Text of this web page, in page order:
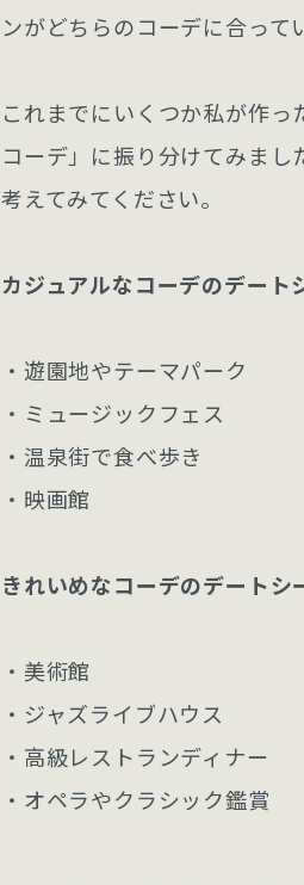
ンがどちらのコーデに合って
これまでにいくつか私が作
コーデ」に振り分けてみま
考えてみてください。
カジュアルなコーデのデート
・遊園地やテーマパーク
・ミュージックフェス
・温泉街で食べ歩き
・映画館
きれいめなコーデのデートシ
・美術館
・ジャズライブハウス
・高級レストランディナー
・オペラやクラシック鑑賞